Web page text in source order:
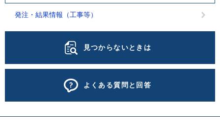
発注・結果情報（工事等）
見つからないときは
よくある質問と回答